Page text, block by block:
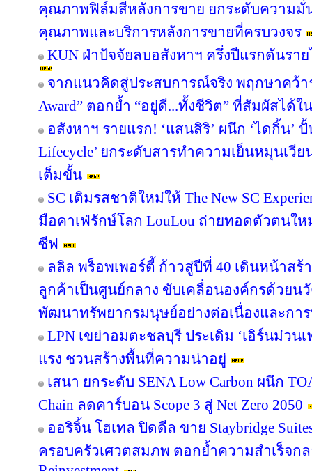
คุณภาพฟิล์มสีหลังการขาย ยกระดับความ
คุณภาพและบริการหลังการขายที่ครบวงจร
KUN ฝ่าปัจจัยลบอสังหาฯ ครึ่งปีแรกดันรา
จากแนวคิดสู่ประสบการณ์จริง พฤกษาคว้าร
Award” ตอกย้ำ “อยู่ดี...ทั้งชีวิต” ที่สัมผัสได้ใ
อสังหาฯ รายแรก! ‘แสนสิริ’ ผนึก ‘ไดกิ้น’ ปั้
Lifecycle’ ยกระดับสารทำความเย็นหมุนเวีย
เต็มขั้น
SC เติมรสชาติใหม่ให้ The New SC
มือคาเฟ่รักษ์โลก LouLou ถ่ายทอดตัวตนใ
ซีฟ
ลลิล พร็อพเพอร์ตี้ ก้าวสู่ปีที่ 40 เดินหน้าสร้
ลูกค้าเป็นศูนย์กลาง ขับเคลื่อนองค์กรด้วยน
พัฒนาทรัพยากรมนุษย์อย่างต่อเนื่องและกา
LPN เขย่าอมตะชลบุรี ประเดิม ‘เอิร์นม่วนเ
แรง ชวนสร้างพื้นที่ความน่าอยู่
เสนา ยกระดับ SENA Low Carbon ผนึก
Chain ลดคาร์บอน Scope 3 สู่ Net Zero 2050
ออริจิ้น โฮเทล ปิดดีล ขาย Staybridge
ครอบครัวเศวตสมภพ ตอกย้ำความสำเร็จกล